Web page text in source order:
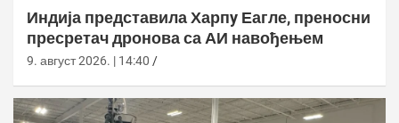
Индија представила Харпy Еагле, преносни
пресретач дронова са АИ навођењем
9. август 2026. | 14:40